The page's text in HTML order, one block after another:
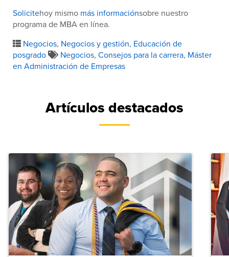
Solicitehoy mismo más informaciónsobre nuestro
programa de MBA en línea.
Negocios, Negocios y gestión, Educación de
posgrado
Negocios, Consejos para la carrera, Máster
en Administración de Empresas
Artículos destacados